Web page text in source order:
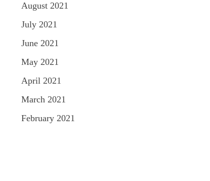
August 2021
July 2021
June 2021
May 2021
April 2021
March 2021
February 2021